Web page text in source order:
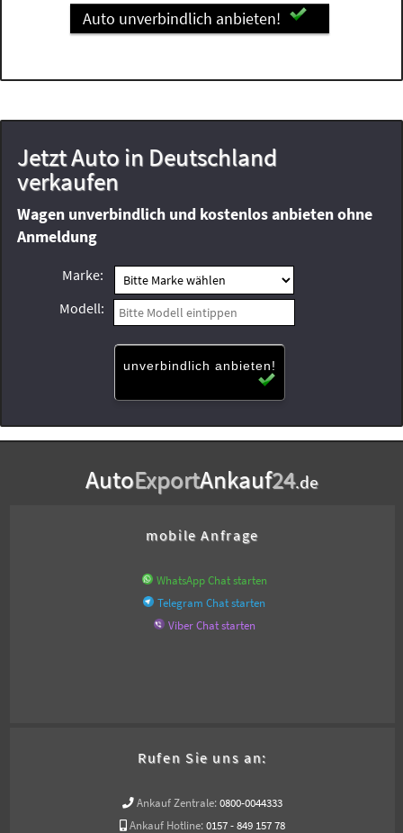
Auto unverbindlich anbieten!
Jetzt Auto in Deutschland
verkaufen
Wagen unverbindlich und kostenlos anbieten ohne
Anmeldung
Marke:
Modell:
unverbindlich anbieten!
AutoExportAnkauf24.de
mobile Anfrage
WhatsApp Chat starten
Telegram Chat starten
Viber Chat starten
Rufen Sie uns an:
Ankauf Zentrale: 0800-0044333
Ankauf Hotline: 0157 - 849 157 78